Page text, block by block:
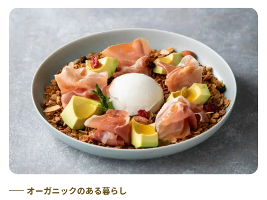
オーガニックのある暮らし